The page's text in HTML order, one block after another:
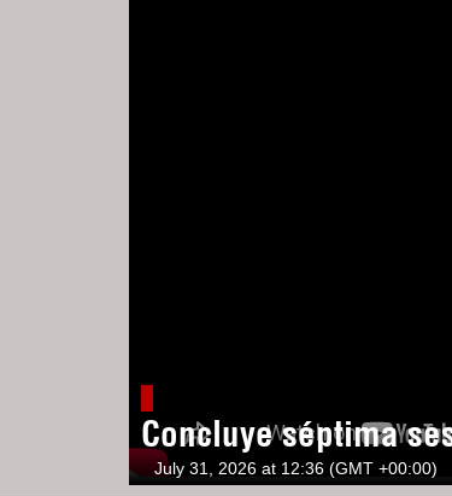
Concluye séptima
July 31, 2026 at 12:36 (GMT +00:00)